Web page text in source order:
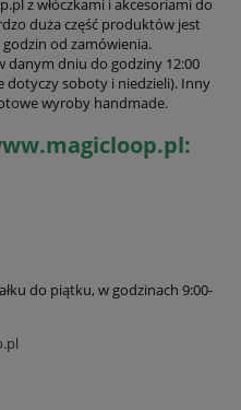
z włóczkami i akcesoriami do
duża część produktów jest
godzin od zamówienia.
danym dniu do godziny 12:00
dotyczy soboty i niedzieli). Inny
wyroby handmade.
do piątku, w godzinach 9:00-